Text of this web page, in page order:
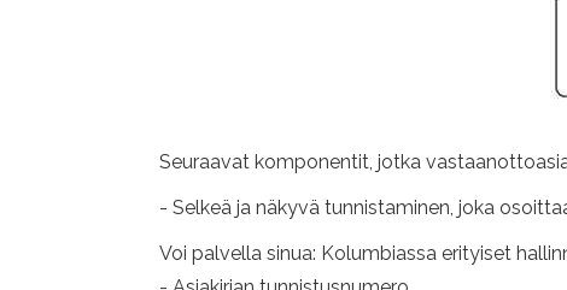
Seuraavat komponentit, jotka
- Selkeä ja näkyvä tunnistaminen, joka
Voi palvella sinua: Kolumbiassa erityiset